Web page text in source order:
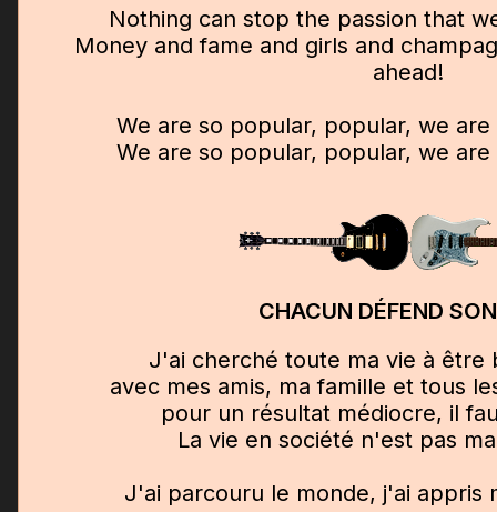
Nothing can stop the passion that
Money and fame and girls and
ahead!
We are so popular, popular, we
We are so popular, popular, we
CHACUN DÉFEND
J'ai cherché toute ma vie à être
avec mes amis, ma famille et tous
pour un résultat médiocre, il
La vie en société n'est pas
J'ai parcouru le monde, j'ai appris